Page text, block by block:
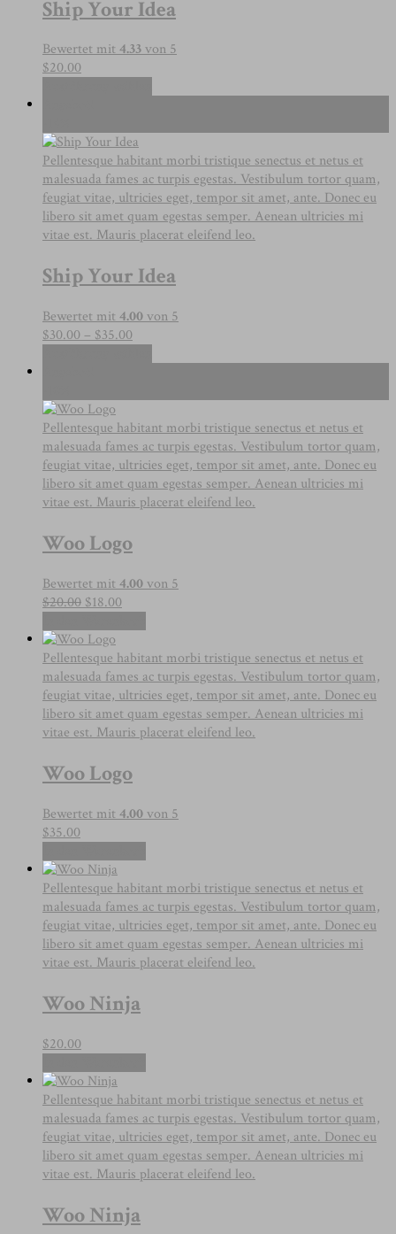
Ship Your Idea
Bewertet mit4.33von 5
$20.00
Varianten
auf.
Die
Optionen
können
der
Produktseite
gewählt
werden
Pellentesque habitant morbi tristique senectus et netus et
malesuada fames ac turpis egestas. Vestibulum tortor quam,
feugiat vitae, ultricies eget, tempor sit amet, ante. Donec eu
libero sit amet quam egestas semper. Aenean ultricies mi
vitae est. Mauris placerat eleifend leo.
Ship Your Idea
Bewertet mit4.00von 5
$30.00–$35.00
Varianten
auf.
Die
Optionen
können
gewählt
werden
Pellentesque habitant morbi tristique senectus et netus et
malesuada fames ac turpis egestas. Vestibulum tortor quam,
feugiat vitae, ultricies eget, tempor sit amet, ante. Donec eu
libero sit amet quam egestas semper. Aenean ultricies mi
vitae est. Mauris placerat eleifend leo.
Woo Logo
Bewertet mit 4.00von 5
$20.00 Ursprünglicher
war:
$20.00
$18.00
$18.00.
Pellentesque habitant morbi tristique senectus et netus et
malesuada fames ac turpis egestas. Vestibulum tortor quam,
feugiat vitae, ultricies eget, tempor sit amet, ante. Donec eu
libero sit amet quam egestas semper. Aenean ultricies mi
vitae est. Mauris placerat eleifend leo.
Woo Logo
Bewertet mit 4.00von 5
$35.00
Pellentesque habitant morbi tristique senectus et netus et
malesuada fames ac turpis egestas. Vestibulum tortor quam,
feugiat vitae, ultricies eget, tempor sit amet, ante. Donec eu
libero sit amet quam egestas semper. Aenean ultricies mi
vitae est. Mauris placerat eleifend leo.
Woo Ninja
$20.00
Pellentesque habitant morbi tristique senectus et netus et
malesuada fames ac turpis egestas. Vestibulum tortor quam,
feugiat vitae, ultricies eget, tempor sit amet, ante. Donec eu
libero sit amet quam egestas semper. Aenean ultricies mi
vitae est. Mauris placerat eleifend leo.
Woo Ninja